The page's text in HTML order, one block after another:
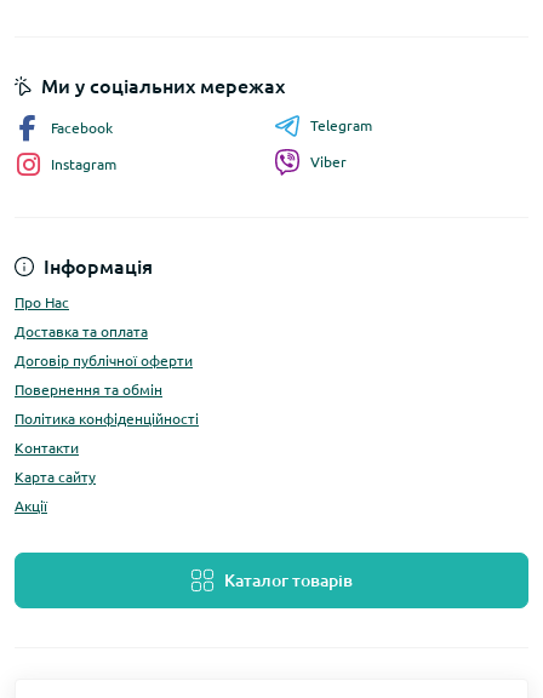
Інформація
Про Нас
Доставка та оплата
Договір публічної оферти
Повернення та обмін
Політика конфіденційності
Контакти
Карта сайту
Акції
Каталог товарів
Ми у соціальних мережах
Facebook
Instagram
Telegram
Viber